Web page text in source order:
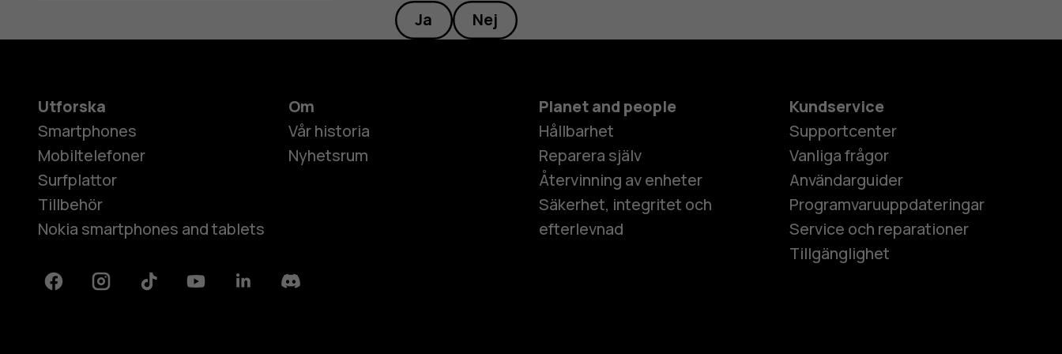
Ja Nej
Utforska
Smartphones
Mobiltelefoner
Surfplattor
Tillbehör
Nokia smartphones and tablets
Om
Vår historia
Nyhetsrum
Planet and people
Hållbarhet
Reparera själv
Återvinning av enheter
Säkerhet, integritet och
efterlevnad
Kundservice
Supportcenter
Vanliga frågor
Användarguider
Programvaruuppdateringar
Service och reparationer
Tillgänglighet
FacebookInstagramTiktok YoutubeLinkedinDiscord